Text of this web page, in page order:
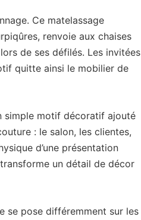
Ce matelassage
renvoie aux chaises
de ses défilés. Les invitées
quitte ainsi le mobilier de
simple motif décoratif ajouté
: le salon, les clientes,
d’une présentation
un détail de décor
se pose différemment sur les